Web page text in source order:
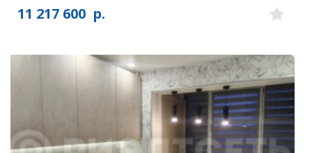
11 217 600 р.